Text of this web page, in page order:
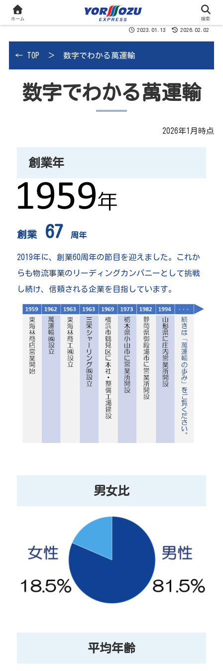
2023.01.13 2026.02.02
← TOP ＞ 数字でわかる萬運輸
数字でわかる萬運輸
2026年1月時点
創業年
創業 67 周年
2019年に、創業60周年の節目を迎えました。これか
らも物流事業のリーディングカンパニーとして挑戦
し続け、信頼される企業を目指しています。
男女比
平均年齢
ホーム 検索